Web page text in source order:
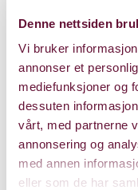
Denne nettsiden
Vi bruker
annonser et
mediefunksjoner og
dessuten
vårt, med partnerne
annonsering og
med annen
eller som de har
Medvirkende